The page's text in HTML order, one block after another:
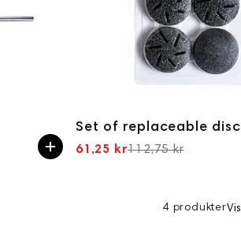
Spesialpris
61,25 kr112,75 kr
4 produkterVis